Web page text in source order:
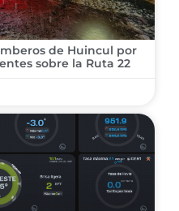
de Huincul por
sobre la Ruta 22